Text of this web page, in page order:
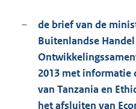
–
de brief van de
Buitenlandse
2013 met informatie
van Tanzania en
het afsluiten van